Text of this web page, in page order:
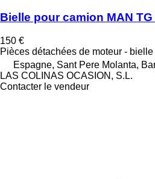
Bielle pour camion MAN TG
150 €
Pièces détachées de moteur - bielle
Espagne, Sant Pere Molanta,
LAS COLINAS OCASION, S.L.
Contacter le vendeur